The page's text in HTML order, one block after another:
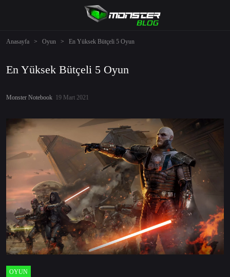
Anasayfa > Oyun > En Yüksek Bütçeli 5 Oyun
En Yüksek Bütçeli 5 Oyun
Monster Notebook 19 Mart 2021
OYUN